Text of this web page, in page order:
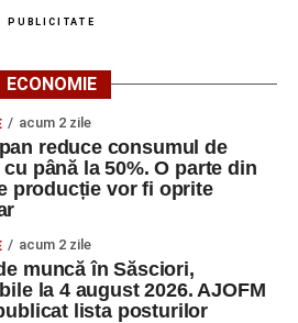
şi-a luat ciorapii pe dos şi mi-a zis
Să îţi sară buclucaş/ Drept pe
sponsorizări așa că îți aduc
veselie și multă iubire.
a ieșit în cale… cu viteză
să ai Paște Minunat… și
PUBLICITATE
ECONOMIE
acum 2 zile
reduce consumul de
până la 50%. O parte din
producție vor fi oprite
acum 2 zile
muncă în Săsciori,
la 4 august 2026. AJOFM
lista posturilor